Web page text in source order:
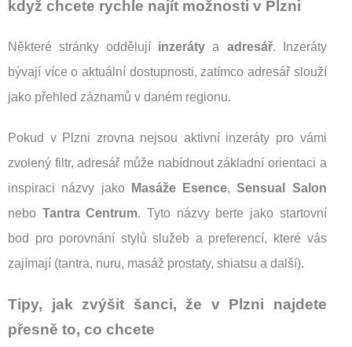
když chcete rychle najít možnosti v Plzni
Některé stránky oddělují inzeráty a adresář. Inzeráty
bývají více o aktuální dostupnosti, zatímco adresář slouží
jako přehled záznamů v daném regionu.
Pokud v Plzni zrovna nejsou aktivní inzeráty pro vámi
zvolený filtr, adresář může nabídnout základní orientaci a
inspiraci názvy jako
Masáže Esence,Sensual Salon
nebo Tantra Centrum. Tyto názvy berte jako startovní
bod pro porovnání stylů služeb a preferencí, které vás
zajímají (tantra, nuru, masáž prostaty, shiatsu a další).
Tipy, jak zvýšit šanci, že v Plzni najdete
přesně to, co chcete